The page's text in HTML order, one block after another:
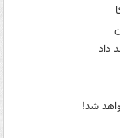
داد
شد!